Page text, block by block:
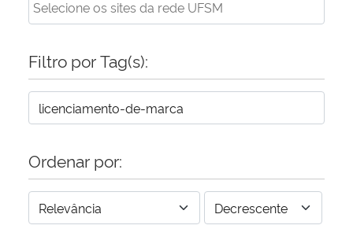
Planalto
Filtro por Tag(s):
Ordenar por: